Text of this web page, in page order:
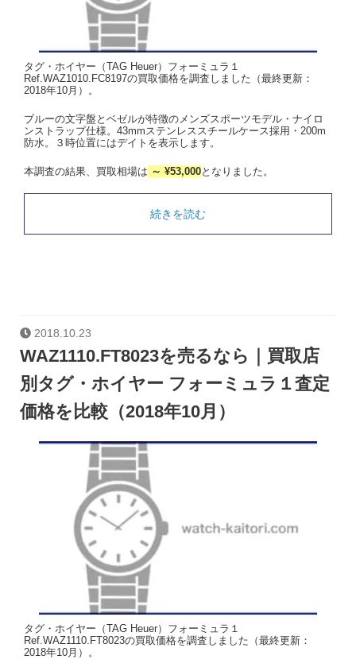
タグ・ホイヤー（TAG Heuer）フォーミュラ１
Ref.WAZ1010.FC8197の買取価格を調査しました（最終更新：
2018年10月）。
ブルーの文字盤とベゼルが特徴のメンズスポーツモデル・ナイロ
ンストラップ仕様。43mmステンレススチールケース採用・200m
防水。３時位置にはデイトを表示します。
本調査の結果、買取相場は ～ ¥53,000となりました。
続きを読む
2018.10.23
WAZ1110.FT8023を売るなら｜買取店
別タグ・ホイヤー フォーミュラ１査定
価格を比較（2018年10月）
タグ・ホイヤー（TAG Heuer）フォーミュラ１
Ref.WAZ1110.FT8023の買取価格を調査しました（最終更新：
2018年10月）。